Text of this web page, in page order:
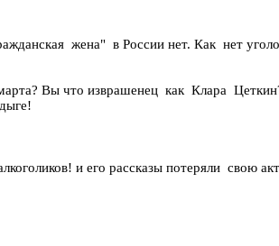
жена" в России нет. Как нет
Вы что изврашенец как Клара
и его рассказы потеряли свою